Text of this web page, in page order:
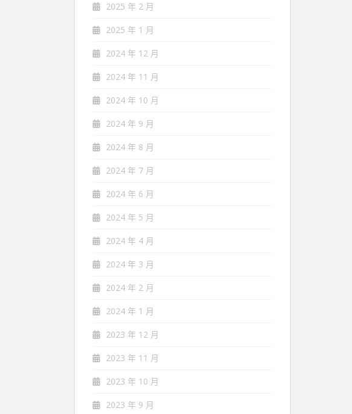
2025 年 2 月
2025 年 1 月
2024 年 12 月
2024 年 11 月
2024 年 10 月
2024 年 9 月
2024 年 8 月
2024 年 7 月
2024 年 6 月
2024 年 5 月
2024 年 4 月
2024 年 3 月
2024 年 2 月
2024 年 1 月
2023 年 12 月
2023 年 11 月
2023 年 10 月
2023 年 9 月